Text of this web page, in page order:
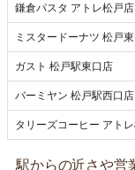
鎌倉パスタ アトレ松戸店
ミスタードーナツ 松戸
ガスト 松戸駅東口店
バーミヤン 松戸駅西口店
タリーズコーヒー アト
駅からの近さや営